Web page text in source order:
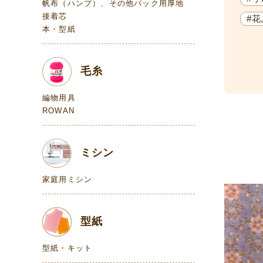
#
帆布（ハンプ）、その他バック用厚地
接着芯
本・型紙
毛糸
編物用具
ROWAN
ミシン
家庭用ミシン
型紙
型紙・キット